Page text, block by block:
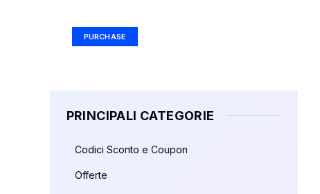
PURCHASE
PRINCIPALI CATEGORIE
Codici Sconto e Coupon
Offerte